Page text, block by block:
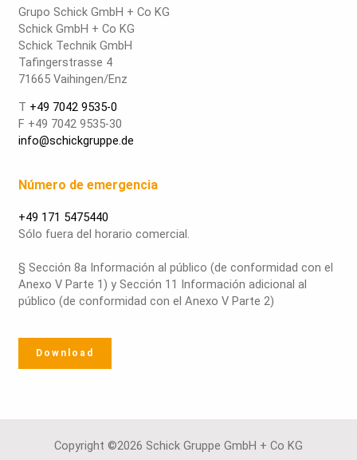
Grupo Schick GmbH + Co KG
Schick GmbH + Co KG
Schick Technik GmbH
Tafingerstrasse 4
71665 Vaihingen/Enz
T +49 7042 9535-0
F +49 7042 9535-30
info@schickgruppe.de
Número de emergencia
+49 171 5475440
Sólo fuera del horario comercial.
§ Sección 8a Información al público (de conformidad con el
Anexo V Parte 1) y Sección 11 Información adicional al
público (de conformidad con el Anexo V Parte 2)
Download
Copyright ©2026 Schick Gruppe GmbH + Co KG